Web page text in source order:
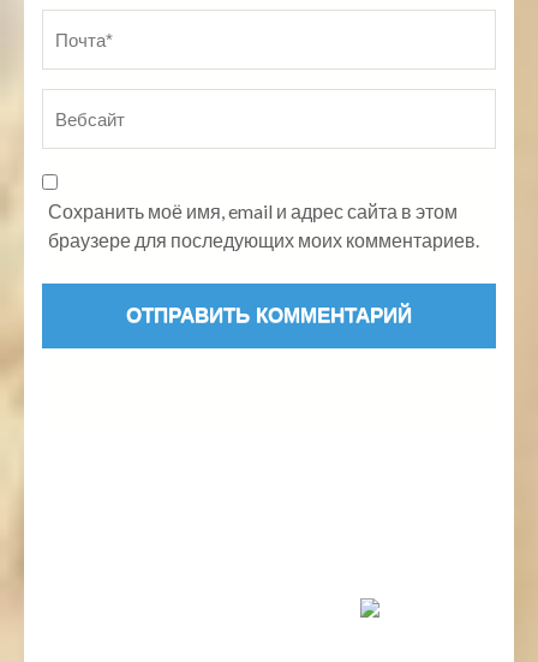
Сохранить моё имя, email и адрес сайта в этом
браузере для последующих моих комментариев.